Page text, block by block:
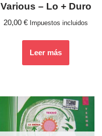
Various ‎– Lo + Duro
20,00 € Impuestos incluidos
Leer más